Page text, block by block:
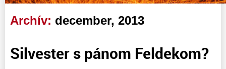
Archív: december, 2013
Silvester s pánom Feldekom?